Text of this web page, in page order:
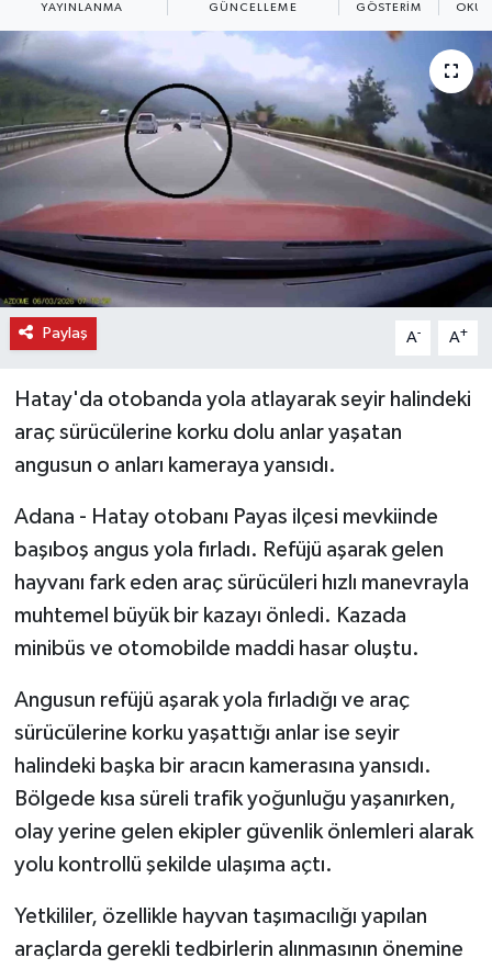
YAYINLANMA GÜNCELLEME GÖSTERIM
Paylaş A- A+
Hatay'da otobanda yola atlayarak seyir halindeki
araç sürücülerine korku dolu anlar yaşatan
angusun o anları kameraya yansıdı.
Adana - Hatay otobanı Payas ilçesi mevkiinde
başıboş angus yola fırladı. Refüjü aşarak gelen
hayvanı fark eden araç sürücüleri hızlı manevrayla
muhtemel büyük bir kazayı önledi. Kazada
minibüs ve otomobilde maddi hasar oluştu.
Angusun refüjü aşarak yola fırladığı ve araç
sürücülerine korku yaşattığı anlar ise seyir
halindeki başka bir aracın kamerasına yansıdı.
Bölgede kısa süreli trafik yoğunluğu yaşanırken,
olay yerine gelen ekipler güvenlik önlemleri alarak
yolu kontrollü şekilde ulaşıma açtı.
Yetkililer, özellikle hayvan taşımacılığı yapılan
araçlarda gerekli tedbirlerin alınmasının önemine